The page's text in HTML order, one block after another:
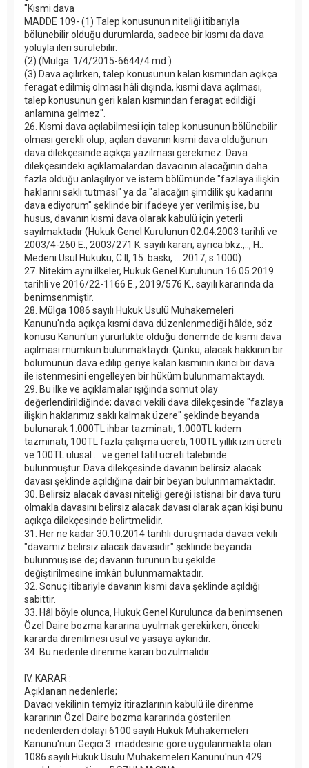
"Kısmi dava
MADDE 109- (1) Talep konusunun niteliği itibarıyla
bölünebilir olduğu durumlarda, sadece bir kısmı da dava
yoluyla ileri sürülebilir.
(2) (Mülga: 1/4/2015-6644/4 md.)
(3) Dava açılırken, talep konusunun kalan kısmından açıkça
feragat edilmiş olması hâli dışında, kısmi dava açılması,
talep konusunun geri kalan kısmından feragat edildiği
anlamına gelmez".
26. Kısmi dava açılabilmesi için talep konusunun bölünebilir
olması gerekli olup, açılan davanın kısmi dava olduğunun
dava dilekçesinde açıkça yazılması gerekmez. Dava
dilekçesindeki açıklamalardan davacının alacağının daha
fazla olduğu anlaşılıyor ve istem bölümünde "fazlaya ilişkin
haklarını saklı tutması" ya da "alacağın şimdilik şu kadarını
dava ediyorum" şeklinde bir ifadeye yer verilmiş ise, bu
husus, davanın kısmi dava olarak kabulü için yeterli
sayılmaktadır (Hukuk Genel Kurulunun 02.04.2003 tarihli ve
2003/4-260 E., 2003/271 K. sayılı kararı; ayrıca bkz.,.., H.:
Medeni Usul Hukuku, C.II, 15. baskı, ... 2017, s.1000).
27. Nitekim aynı ilkeler, Hukuk Genel Kurulunun 16.05.2019
tarihli ve 2016/22-1166 E., 2019/576 K., sayılı kararında da
benimsenmiştir.
28. Mülga 1086 sayılı Hukuk Usulü Muhakemeleri
Kanunu'nda açıkça kısmi dava düzenlenmediği hâlde, söz
konusu Kanun'un yürürlükte olduğu dönemde de kısmi dava
açılması mümkün bulunmaktaydı. Çünkü, alacak hakkının bir
bölümünün dava edilip geriye kalan kısmının ikinci bir dava
ile istenmesini engelleyen bir hüküm bulunmamaktaydı.
29. Bu ilke ve açıklamalar ışığında somut olay
değerlendirildiğinde; davacı vekili dava dilekçesinde "fazlaya
ilişkin haklarımız saklı kalmak üzere" şeklinde beyanda
bulunarak 1.000TL ihbar tazminatı, 1.000TL kıdem
tazminatı, 100TL fazla çalışma ücreti, 100TL yıllık izin ücreti
ve 100TL ulusal ... ve genel tatil ücreti talebinde
bulunmuştur. Dava dilekçesinde davanın belirsiz alacak
davası şeklinde açıldığına dair bir beyan bulunmamaktadır.
30. Belirsiz alacak davası niteliği gereği istisnai bir dava türü
olmakla davasını belirsiz alacak davası olarak açan kişi bunu
açıkça dilekçesinde belirtmelidir.
31. Her ne kadar 30.10.2014 tarihli duruşmada davacı vekili
"davamız belirsiz alacak davasıdır" şeklinde beyanda
bulunmuş ise de; davanın türünün bu şekilde
değiştirilmesine imkân bulunmamaktadır.
32. Sonuç itibariyle davanın kısmi dava şeklinde açıldığı
sabittir.
33. Hâl böyle olunca, Hukuk Genel Kurulunca da benimsenen
Özel Daire bozma kararına uyulmak gerekirken, önceki
kararda direnilmesi usul ve yasaya aykırıdır.
34. Bu nedenle direnme kararı bozulmalıdır.
IV. KARAR :
Açıklanan nedenlerle;
Davacı vekilinin temyiz itirazlarının kabulü ile direnme
kararının Özel Daire bozma kararında gösterilen
nedenlerden dolayı 6100 sayılı Hukuk Muhakemeleri
Kanunu'nun Geçici 3. maddesine göre uygulanmakta olan
1086 sayılı Hukuk Usulü Muhakemeleri Kanunu'nun 429.